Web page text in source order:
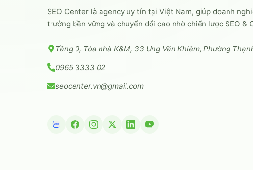
SEO Center là agency uy tín tại Việt Nam, giúp doanh
trưởng bền vững và chuyển đổi cao nhờ chiến lược SEO &
Tầng 9, Tòa nhà K&M, 33 Ung Văn Khiêm, Phường
0965 3333 02
seocenter.vn@gmail.com